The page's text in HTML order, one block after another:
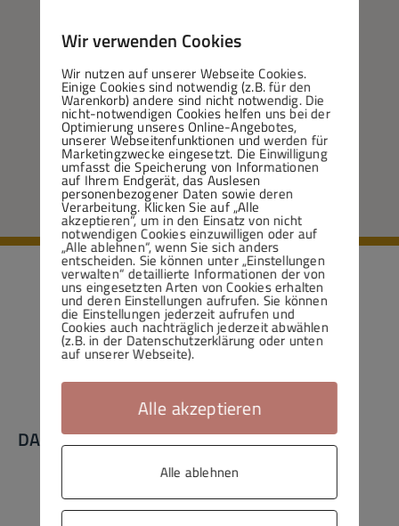
DAS KLOSTER IN REFORMATIONSZEITEN
Wir verwenden Cookies
Wir nutzen auf unserer Webseite Cookies.
Einige Cookies sind notwendig (z.B. für den
Warenkorb) andere sind nicht notwendig. Die
nicht-notwendigen Cookies helfen uns bei der
Optimierung unseres Online-Angebotes,
unserer Webseitenfunktionen und werden für
Marketingzwecke eingesetzt. Die Einwilligung
umfasst die Speicherung von Informationen
auf Ihrem Endgerät, das Auslesen
personenbezogener Daten sowie deren
Verarbeitung. Klicken Sie auf „Alle
akzeptieren“, um in den Einsatz von nicht
notwendigen Cookies einzuwilligen oder auf
„Alle ablehnen“, wenn Sie sich anders
entscheiden. Sie können unter „Einstellungen
verwalten“ detaillierte Informationen der von
uns eingesetzten Arten von Cookies erhalten
und deren Einstellungen aufrufen. Sie können
die Einstellungen jederzeit aufrufen und
Cookies auch nachträglich jederzeit abwählen
(z.B. in der Datenschutzerklärung oder unten
auf unserer Webseite).
Alle akzeptieren
Alle ablehnen